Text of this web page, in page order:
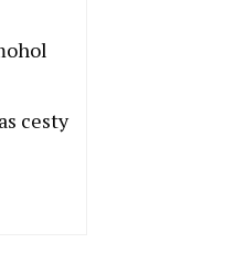
cesty